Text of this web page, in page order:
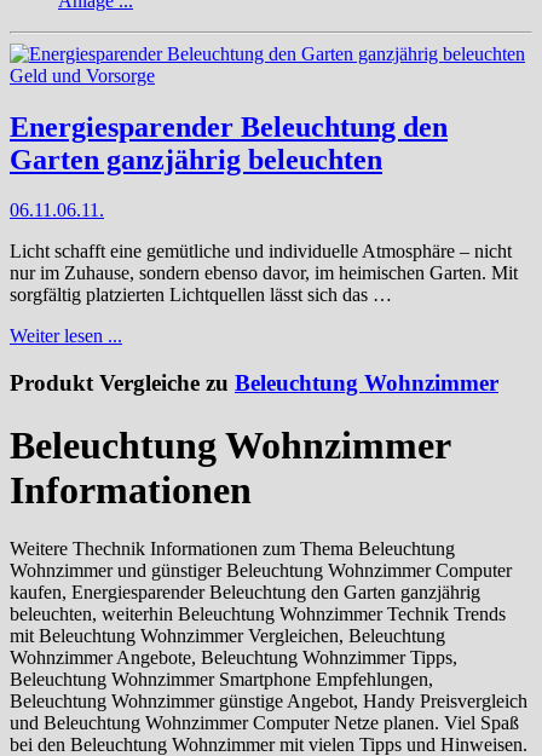
Geld und Vorsorge
Energiesparender Beleuchtung den
Garten ganzjährig beleuchten
06.11.06.11.
Licht schafft eine gemütliche und individuelle Atmosphäre – nicht
nur im Zuhause, sondern ebenso davor, im heimischen Garten. Mit
sorgfältig platzierten Lichtquellen lässt sich das …
Weiter lesen ...
Produkt Vergleiche zu Beleuchtung Wohnzimmer
Beleuchtung Wohnzimmer
Informationen
Weitere Thechnik Informationen zum Thema Beleuchtung
Wohnzimmer und günstiger Beleuchtung Wohnzimmer Computer
kaufen, Energiesparender Beleuchtung den Garten ganzjährig
beleuchten, weiterhin Beleuchtung Wohnzimmer Technik Trends
mit Beleuchtung Wohnzimmer Vergleichen, Beleuchtung
Wohnzimmer Angebote, Beleuchtung Wohnzimmer Tipps,
Beleuchtung Wohnzimmer Smartphone Empfehlungen,
Beleuchtung Wohnzimmer günstige Angebot, Handy Preisvergleich
und Beleuchtung Wohnzimmer Computer Netze planen. Viel Spaß
bei den Beleuchtung Wohnzimmer mit vielen Tipps und Hinweisen.